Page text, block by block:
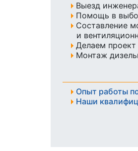
Выезд
Помощь в
Составление
и
Делаем
Монтаж
Опыт работы
Наши